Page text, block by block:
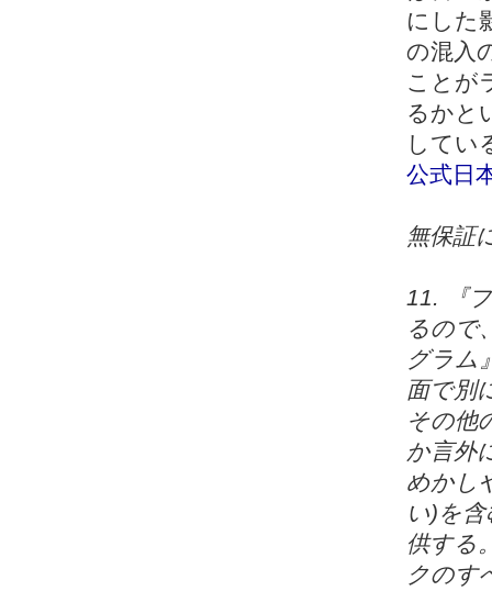
にした
の混入
ことが
るかと
してい
公式日
無保証
11. 『
るので
グラム
面で別
その他
か言外
めかし
い)を
供する
クのす